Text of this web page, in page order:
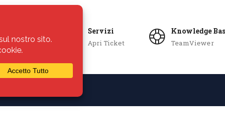
Servizi
Apri Ticket
Knowledge
TeamViewer